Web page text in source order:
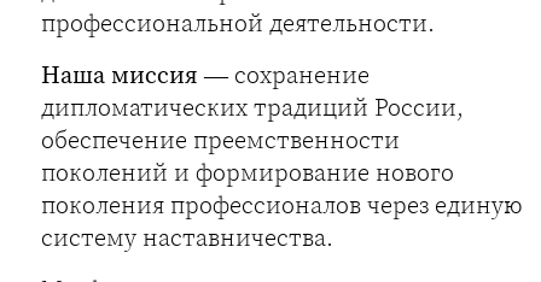
профессиональной деятельности.
Наша миссия— сохранение
дипломатических традиций России,
обеспечение преемственности
поколений и формирование нового
поколения профессионалов через единую
систему наставничества.